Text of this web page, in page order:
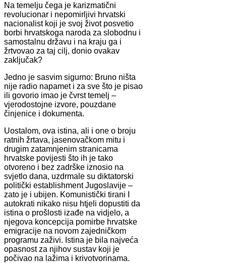
Na temelju čega je karizmatični
revolucionar i nepomirljivi hrvatski
nacionalist koji je svoj život posvetio
borbi hrvatskoga naroda za slobodnu i
samostalnu državu i na kraju ga i
žrtvovao za taj cilj, donio ovakav
zaključak?
Jedno je sasvim sigurno: Bruno ništa
nije radio napamet i za sve što je pisao
ili govorio imao je čvrst temelj –
vjerodostojne izvore, pouzdane
činjenice i dokumenta.
Uostalom, ova istina, ali i one o broju
ratnih žrtava, jasenovačkom mitu i
drugim zatamnjenim stranicama
hrvatske povijesti što ih je tako
otvoreno i bez zadrške iznosio na
svjetlo dana, uzdrmale su diktatorski
politički establishment Jugoslavije –
zato je i ubijen. Komunistički tirani I
autokrati nikako nisu htjeli dopustiti da
istina o prošlosti izađe na vidjelo, a
njegova koncepcija pomirbe hrvatske
emigracije na novom zajedničkom
programu zaživi. Istina je bila najveća
opasnost za njihov sustav koji je
počivao na lažima i krivotvorinama.